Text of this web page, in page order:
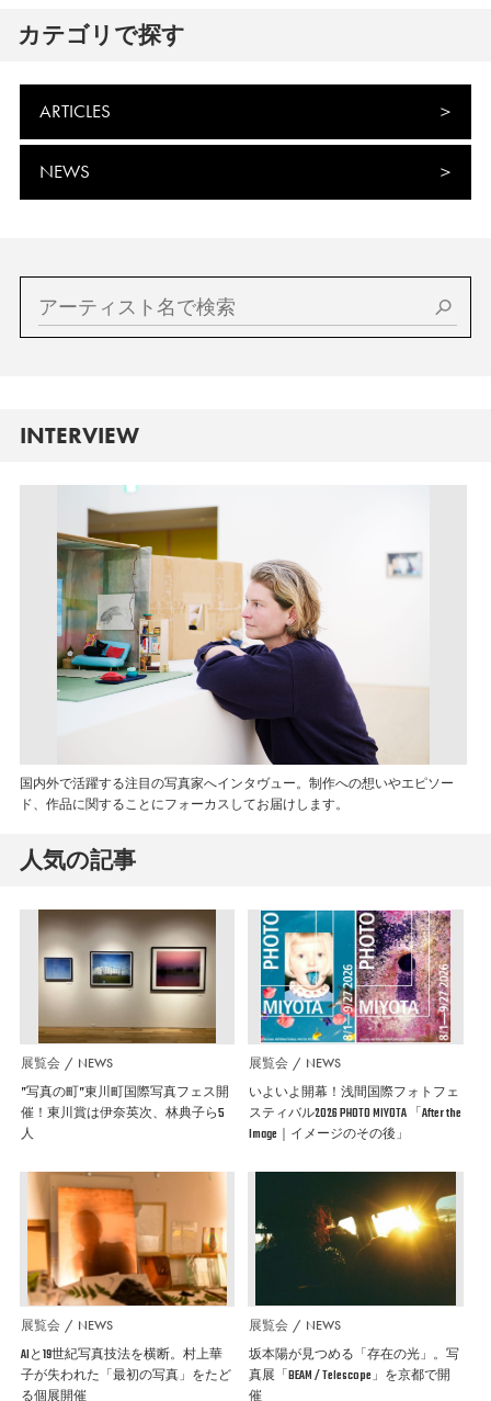
カテゴリで探す
ARTICLES
NEWS
INTERVIEW
国内外で活躍する注目の写真家へインタヴュー。制作への想いやエピソー
ド、作品に関することにフォーカスしてお届けします。
人気の記事
展覧会 NEWS
”写真の町”東川町国際写真フェス開
催！東川賞は伊奈英次、林典子ら5
人
展覧会 NEWS
いよいよ開幕！浅間国際フォトフェ
スティバル2026 PHOTO MIYOTA 「After the
Image｜イメージのその後」
展覧会 NEWS
AIと19世紀写真技法を横断。村上華
子が失われた「最初の写真」をたど
る個展開催
展覧会 NEWS
坂本陽が見つめる「存在の光」。写
真展「BEAM / Telescope」を京都で開
催